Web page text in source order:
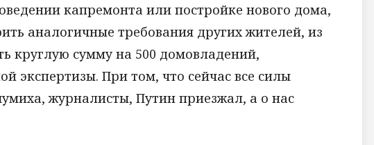
капремонта или постройке нового дома,
аналогичные требования других жителей, из
круглую сумму на 500 домовладений,
экспертизы. При том, что сейчас все силы
журналисты, Путин приезжал, а о нас